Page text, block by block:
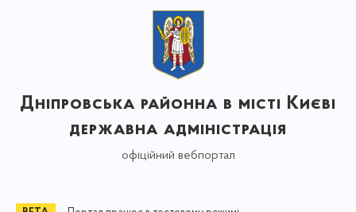
Дніпровська районна в місті Києві
державна адміністрація
офіційний вебпортал